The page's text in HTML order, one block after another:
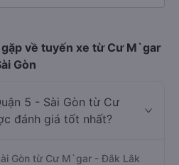
về tuyến xe từ Cư M`gar
Gòn
5 - Sài Gòn từ Cư
đánh giá tốt nhất?
Gòn từ Cư M`gar - Đắk Lắk